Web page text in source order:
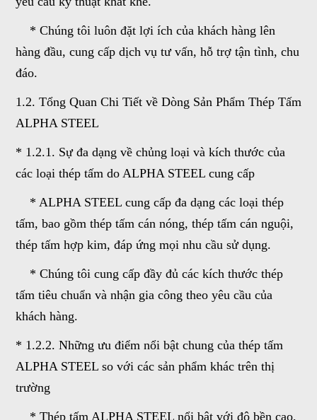
* Chúng tôi luôn đặt lợi ích của khách hàng lên
hàng đầu, cung cấp dịch vụ tư vấn, hỗ trợ tận tình, chu
đáo.
1.2. Tổng Quan Chi Tiết về Dòng Sản Phẩm Thép Tấm
ALPHA STEEL
* 1.2.1. Sự đa dạng về chủng loại và kích thước của
các loại thép tấm do ALPHA STEEL cung cấp
* ALPHA STEEL cung cấp đa dạng các loại thép
tấm, bao gồm thép tấm cán nóng, thép tấm cán nguội,
thép tấm hợp kim, đáp ứng mọi nhu cầu sử dụng.
* Chúng tôi cung cấp đầy đủ các kích thước thép
tấm tiêu chuẩn và nhận gia công theo yêu cầu của
khách hàng.
* 1.2.2. Những ưu điểm nổi bật chung của thép tấm
ALPHA STEEL so với các sản phẩm khác trên thị
trường
* Thép tấm ALPHA STEEL nổi bật với độ bền cao,